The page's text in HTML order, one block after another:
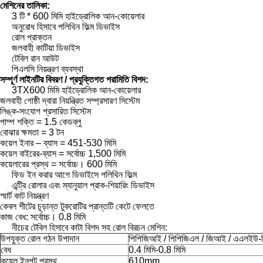
মেশিনের তালিকা:
3 টি * 600 মিমি হাইড্রোলিক আন-কোয়েলার
অনুরোধ হিসাবে পলিথিন ফিল্ম ডিভাইস
রোল প্রাক্তন
জলবাহী কাটিয়া ডিভাইস
টেবিল রান আউট
পিএলসি নিয়ন্ত্রণ ব্যবস্থা
সম্পূর্ণ লাইনটির বিবরণ / প্রযুক্তিগত পরামিতি বিশদ:
3TX600 মিমি হাইড্রোলিক আন-কোয়েলার
জলবাহী গোষ্ঠী দ্বারা নিয়ন্ত্রিত সম্প্রসারণ সিস্টেম
লিঙ্ক-সংযোগ প্রসারিত সিস্টেম
পাম্প শক্তি = 1.5 কেডব্লু
বোঝার ক্ষমতা = 3 টন
কয়েল ইনার – ব্যাস = 451-530 মিমি
কয়েল বাইরের-ব্যাস = সর্বোচ্চ 1,500 মিমি
কয়েলারের প্রস্থ = সর্বোচ্চ। 600 মিমি
ফিড ইন করার আগে ডিভাইসে পলিথিন ফিল্ম
এন্ট্রি রোলার এবং ম্যানুয়াল প্রাক-শিয়ারিং ডিভাইস
স্মার্ট কাট নিয়ন্ত্রণ
কেবল শীটের চূড়ান্ত টুকরোটির প্রান্তটি কেটে ফেলতে
কাজ বেধ: সর্বোচ্চ। 0.8 মিমি
নীচের টেবিল হিসাবে কাটা বিশদ সহ রোল বিরচন মেশিন:
উপযুক্ত রোল গঠন উপাদান
পিপিজিআই / পিপিজিএল / জিআই /
বেধ
0.4 মিমি-0.8 মিমি
কয়েল ইনপুট প্রস্থ
610mm